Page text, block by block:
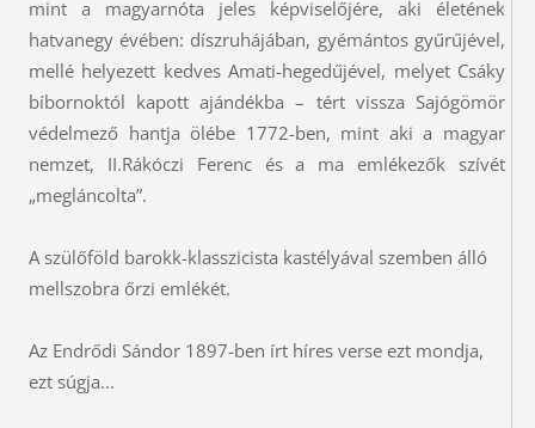
mint a magyarnóta jeles képviselőjére, aki életének
hatvanegy évében: díszruhájában, gyémántos gyűrűjével,
mellé helyezett kedves Amati-hegedűjével, melyet Csáky
bíbornoktól kapott ajándékba – tért vissza Sajógömör
védelmező hantja ölébe 1772-ben, mint aki a magyar
nemzet, II.Rákóczi Ferenc és a ma emlékezők szívét
„megláncolta”.
A szülőföld barokk-klasszicista kastélyával szemben álló
mellszobra őrzi emlékét.
Az Endrődi Sándor 1897-ben írt híres verse ezt mondja,
ezt súgja...